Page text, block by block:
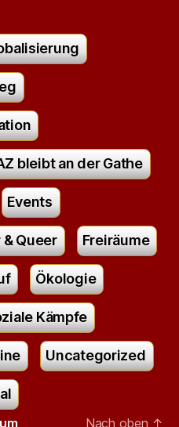
bleibt an der Gathe
Events
Queer Freiräume
Ökologie
Kämpfe
Uncategorized
Nach oben ↑